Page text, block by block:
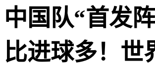
中国队“首发
比进球多！世